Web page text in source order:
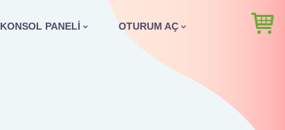
KONSOL PANELI OTURUM AÇ